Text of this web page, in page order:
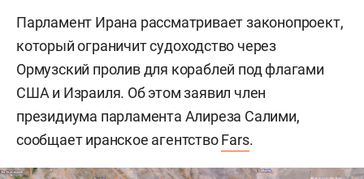
Парламент Ирана рассматривает законопроект,
который ограничит судоходство через
Ормузский пролив для кораблей под флагами
США и Израиля. Об этом заявил член
президиума парламента Алиреза Салими,
сообщает иранское агентствоFars.